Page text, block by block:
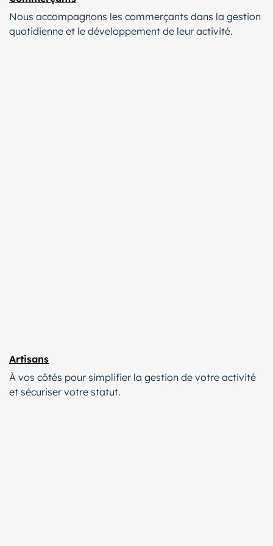
Nous accompagnons les commerçants dans la gestion
quotidienne et le développement de leur activité.
Artisans
À vos côtés pour simplifier la gestion de votre activité
et sécuriser votre statut.